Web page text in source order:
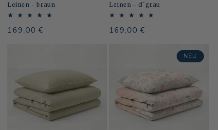
Leinen - braun
Normaler
169,00 €
Leinen - d´grau
Normaler
169,00 €
NEU